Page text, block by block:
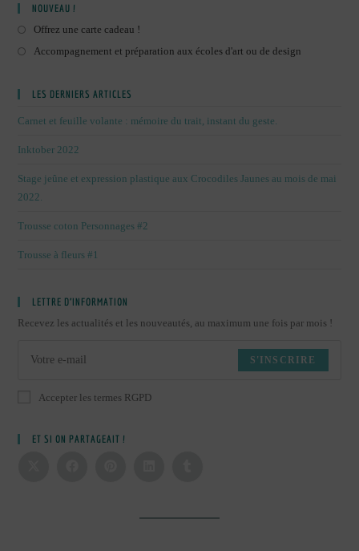
NOUVEAU !
Offrez une carte cadeau !
Accompagnement et préparation aux écoles d'art ou de design
LES DERNIERS ARTICLES
Carnet et feuille volante : mémoire du trait, instant du geste.
Inktober 2022
Stage jeûne et expression plastique aux Crocodiles Jaunes au mois de mai
2022.
Trousse coton Personnages #2
Trousse à fleurs #1
LETTRE D’INFORMATION
Recevez les actualités et les nouveautés, au maximum une fois par mois !
S'INSCRIRE
Accepter les termes RGPD
ET SI ON PARTAGEAIT !